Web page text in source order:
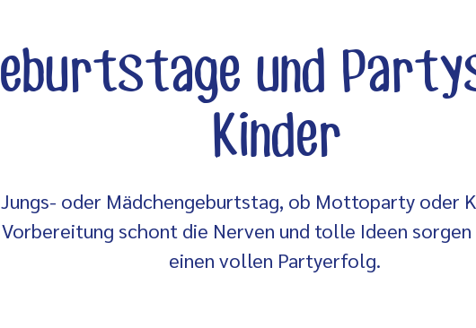
und
Kinder
oder Mädchengeburtstag, ob Mottoparty oder
schont die Nerven und tolle Ideen
einen vollen Partyerfolg.